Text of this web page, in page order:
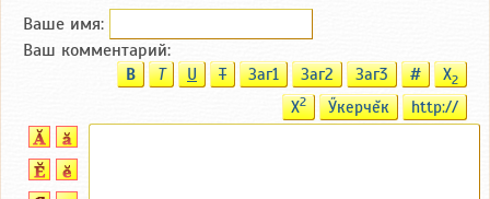
Ваше имя:
Ваш комментарий:
B T U T Заг1 Заг2 Заг3 # X2
X2 Ӳкерчĕк http://